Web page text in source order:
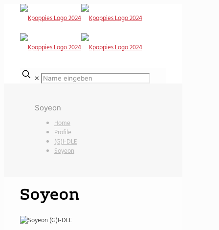
✕
Soyeon
Home
Profile
(G)I-DLE
Soyeon
Soyeon